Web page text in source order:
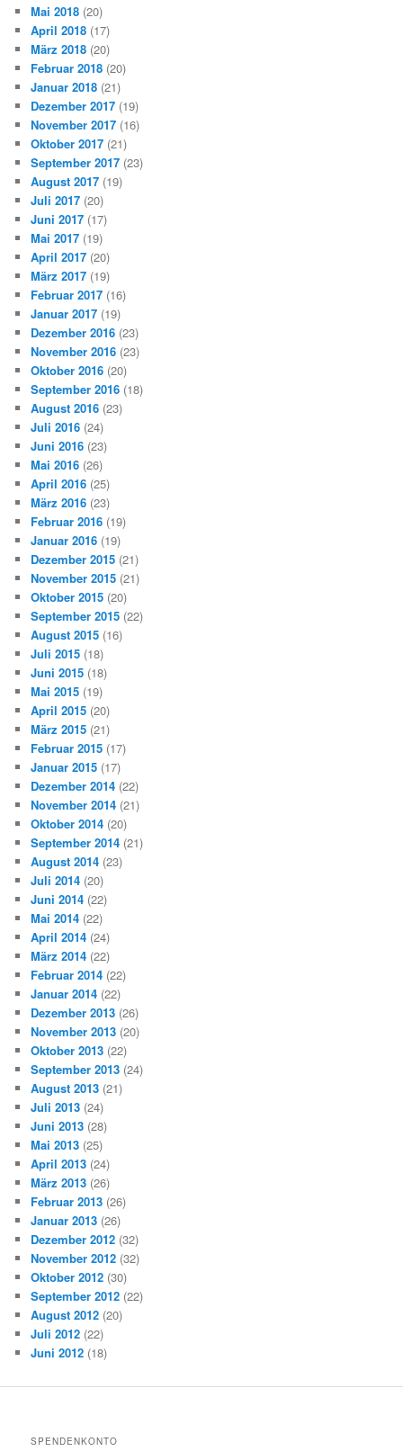
Mai 2018 (20)
April 2018 (17)
März 2018 (20)
Februar 2018 (20)
Januar 2018 (21)
Dezember 2017 (19)
November 2017 (16)
Oktober 2017 (21)
September 2017 (23)
August 2017 (19)
Juli 2017 (20)
Juni 2017 (17)
Mai 2017 (19)
April 2017 (20)
März 2017 (19)
Februar 2017 (16)
Januar 2017 (19)
Dezember 2016 (23)
November 2016 (23)
Oktober 2016 (20)
September 2016 (18)
August 2016 (23)
Juli 2016 (24)
Juni 2016 (23)
Mai 2016 (26)
April 2016 (25)
März 2016 (23)
Februar 2016 (19)
Januar 2016 (19)
Dezember 2015 (21)
November 2015 (21)
Oktober 2015 (20)
September 2015 (22)
August 2015 (16)
Juli 2015 (18)
Juni 2015 (18)
Mai 2015 (19)
April 2015 (20)
März 2015 (21)
Februar 2015 (17)
Januar 2015 (17)
Dezember 2014 (22)
November 2014 (21)
Oktober 2014 (20)
September 2014 (21)
August 2014 (23)
Juli 2014 (20)
Juni 2014 (22)
Mai 2014 (22)
April 2014 (24)
März 2014 (22)
Februar 2014 (22)
Januar 2014 (22)
Dezember 2013 (26)
November 2013 (20)
Oktober 2013 (22)
September 2013 (24)
August 2013 (21)
Juli 2013 (24)
Juni 2013 (28)
Mai 2013 (25)
April 2013 (24)
März 2013 (26)
Februar 2013 (26)
Januar 2013 (26)
Dezember 2012 (32)
November 2012 (32)
Oktober 2012 (30)
September 2012 (22)
August 2012 (20)
Juli 2012 (22)
Juni 2012 (18)
SPENDENKONTO